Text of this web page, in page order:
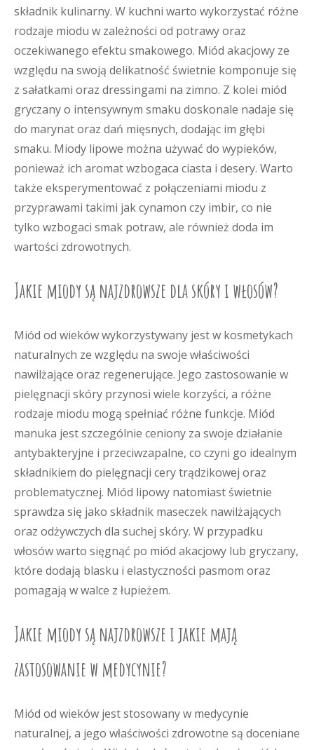
składnik kulinarny. W kuchni warto wykorzystać różne
rodzaje miodu w zależności od potrawy oraz
oczekiwanego efektu smakowego. Miód akacjowy ze
względu na swoją delikatność świetnie komponuje się
z sałatkami oraz dressingami na zimno. Z kolei miód
gryczany o intensywnym smaku doskonale nadaje się
do marynat oraz dań mięsnych, dodając im głębi
smaku. Miody lipowe można używać do wypieków,
ponieważ ich aromat wzbogaca ciasta i desery. Warto
także eksperymentować z połączeniami miodu z
przyprawami takimi jak cynamon czy imbir, co nie
tylko wzbogaci smak potraw, ale również doda im
wartości zdrowotnych.
Jakie miody są najzdrowsze dla skóry i włosów?
Miód od wieków wykorzystywany jest w kosmetykach
naturalnych ze względu na swoje właściwości
nawilżające oraz regenerujące. Jego zastosowanie w
pielęgnacji skóry przynosi wiele korzyści, a różne
rodzaje miodu mogą spełniać różne funkcje. Miód
manuka jest szczególnie ceniony za swoje działanie
antybakteryjne i przeciwzapalne, co czyni go idealnym
składnikiem do pielęgnacji cery trądzikowej oraz
problematycznej. Miód lipowy natomiast świetnie
sprawdza się jako składnik maseczek nawilżających
oraz odżywczych dla suchej skóry. W przypadku
włosów warto sięgnąć po miód akacjowy lub gryczany,
które dodają blasku i elastyczności pasmom oraz
pomagają w walce z łupieżem.
Jakie miody są najzdrowsze i jakie mają
zastosowanie w medycynie?
Miód od wieków jest stosowany w medycynie
naturalnej, a jego właściwości zdrowotne są doceniane